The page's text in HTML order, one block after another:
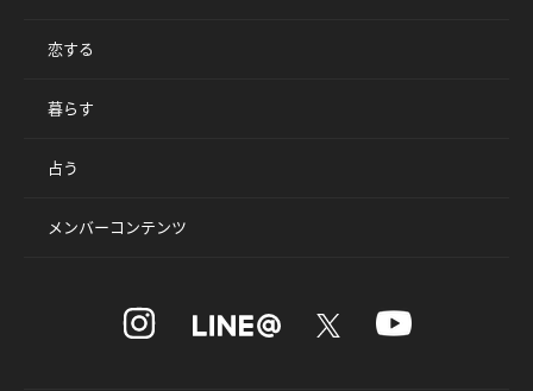
恋する
暮らす
占う
メンバーコンテンツ